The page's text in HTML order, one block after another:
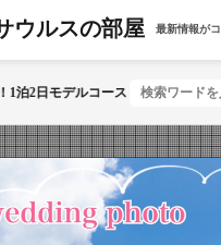
ウルスの部屋 最新情報が
【2026年5月